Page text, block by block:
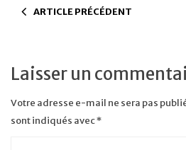
ARTICLE PRÉCÉDENT
Laisser un
Votre adresse e-mail ne sera pas
sont indiqués avec*